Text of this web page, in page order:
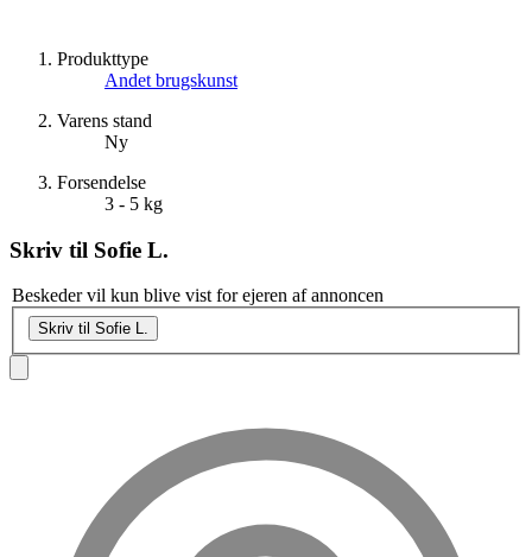
Produkttype
Andet brugskunst
Varens stand
Ny
Forsendelse
3 - 5 kg
Skriv til Sofie L.
Beskeder vil kun blive vist for ejeren af annoncen
Skriv til Sofie L.